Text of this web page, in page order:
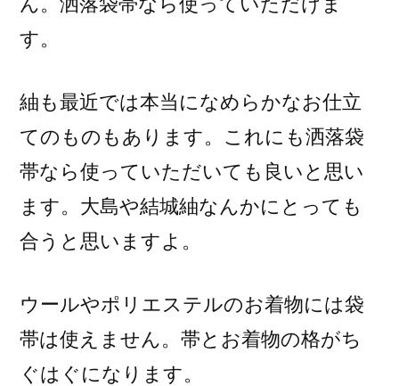
す。
紬も最近では本当になめらかなお仕立
てのものもあります。これにも洒落袋
帯なら使っていただいても良いと思い
ます。大島や結城紬なんかにとっても
合うと思いますよ。
ウールやポリエステルのお着物には袋
帯は使えません。帯とお着物の格がち
ぐはぐになります。